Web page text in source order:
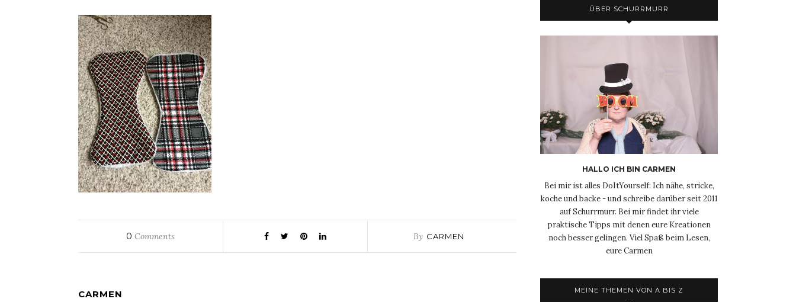
0 Comments By CARMEN
CARMEN
ÜBER SCHURRMURR
HALLO ICH BIN CARMEN
Bei mir ist alles DoItYourself: Ich nähe, stricke,
koche und backe - und schreibe darüber seit 2011
auf Schurrmurr. Bei mir findet ihr viele
praktische Tipps mit denen eure Kreationen
noch besser gelingen. Viel Spaß beim Lesen,
eure Carmen
MEINE THEMEN VON A BIS Z